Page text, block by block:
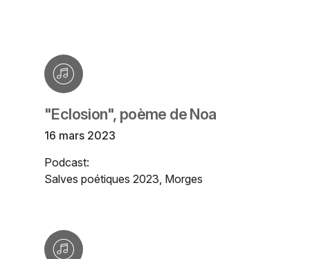
"Eclosion", poème de Noa
16 mars 2023
Podcast:
Salves poétiques 2023, Morges